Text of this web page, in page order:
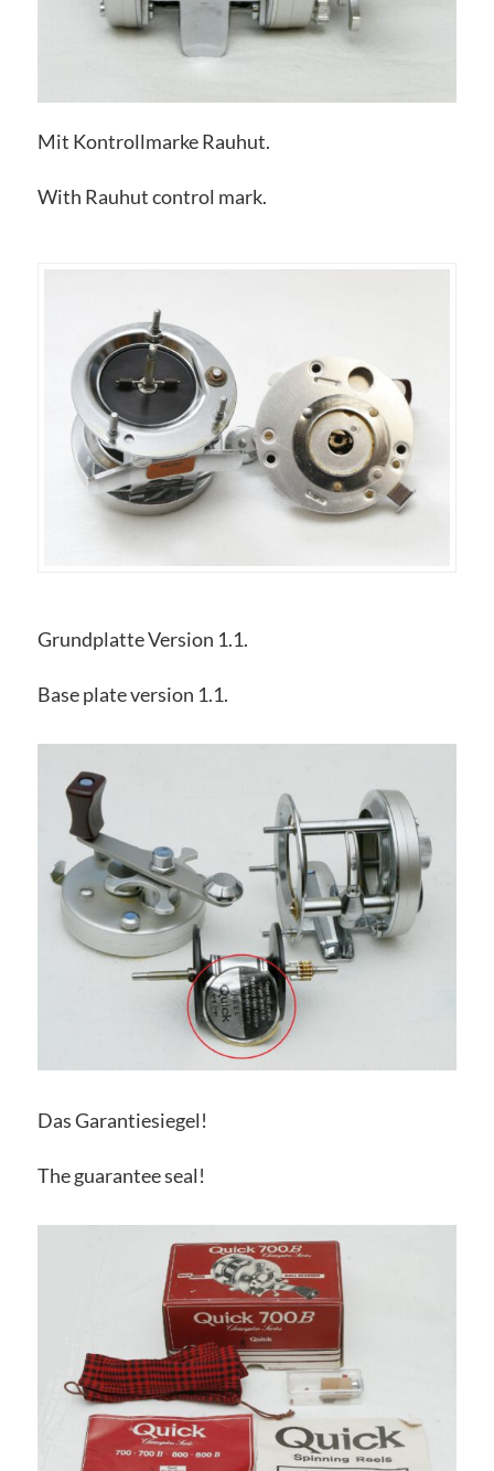
Mit Kontrollmarke Rauhut.
With Rauhut control mark.
Grundplatte Version 1.1.
Base plate version 1.1.
Das Garantiesiegel!
The guarantee seal!